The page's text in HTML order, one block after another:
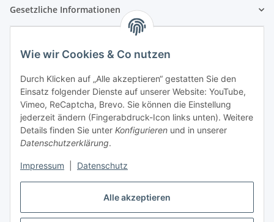
Alle akzeptieren
Wie wir Cookies & Co nutzen
Durch Klicken auf „Alle akzeptieren“ gestatten Sie den
Einsatz folgender Dienste auf unserer Website: YouTube,
Vimeo, ReCaptcha, Brevo. Sie können die Einstellung
jederzeit ändern (Fingerabdruck-Icon links unten). Weitere
Details finden Sie unter Konfigurieren und in unserer
Datenschutzerklärung.
Impressum Datenschutz
Gesetzliche Informationen
Vertrag widerrufen